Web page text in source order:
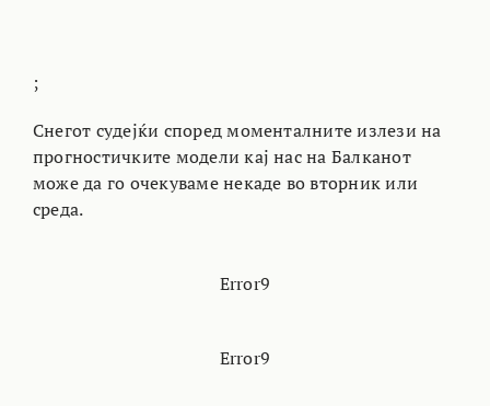
;
Снегот судејќи според моменталните излези на
прогностичките модели кај нас на Балканот
може да го очекуваме некаде во вторник или
среда.
Error9
Error9